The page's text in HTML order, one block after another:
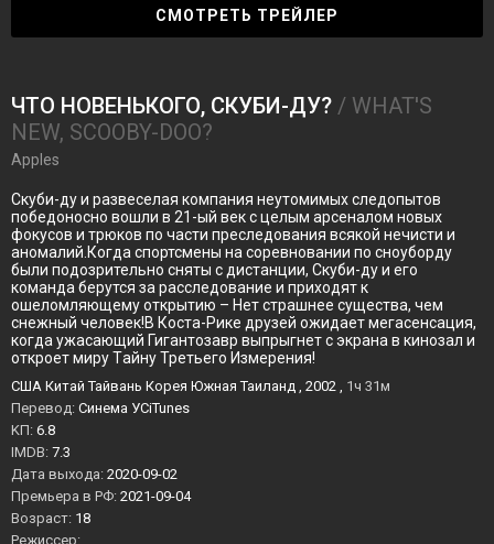
СМОТРЕТЬ ТРЕЙЛЕР
ЧТО НОВЕНЬКОГО, СКУБИ-ДУ? / WHAT'S
NEW, SCOOBY-DOO?
Apples
Скуби-ду и развеселая компания неутомимых следопытов
победоносно вошли в 21-ый век с целым арсеналом новых
фокусов и трюков по части преследования всякой нечисти и
аномалий.Когда спортсмены на соревновании по сноуборду
были подозрительно сняты с дистанции, Скуби-ду и его
команда берутся за расследование и приходят к
ошеломляющему открытию – Нет страшнее существа, чем
снежный человек!В Коста-Рике друзей ожидает мегасенсация,
когда ужасающий Гигантозавр выпрыгнет с экрана в кинозал и
откроет миру Tайну Третьего Измерения!
США Китай Тайвань Корея Южная Таиланд , 2002 , 1ч 31м
Перевод: Синема УСiTunes
KП: 6.8
IMDB: 7.3
Дата выхода: 2020-09-02
Премьера в РФ: 2021-09-04
Возраст: 18
Режиссер: